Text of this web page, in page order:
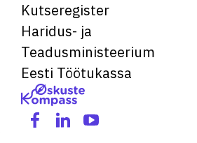
Kutseregister
Haridus- ja
Teadusministeerium
Eesti Töötukassa